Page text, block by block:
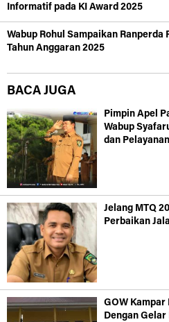
Informatif pada KI Award 2025
Wabup Rohul Sampaikan Ranperda
Tahun Anggaran 2025
BACA JUGA
Pimpin Apel
Wabup
dan
Jelang MTQ
Perbaikan
GOW Kampar
Dengan Gelar